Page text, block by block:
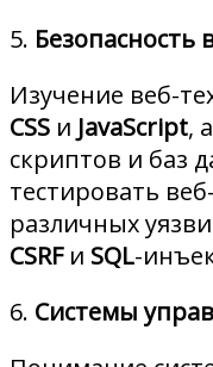
5.
Изучение веб-
CSS и JavaScript,
скриптов и баз
тестировать
различных
CSRFи SQL-
6. Системы